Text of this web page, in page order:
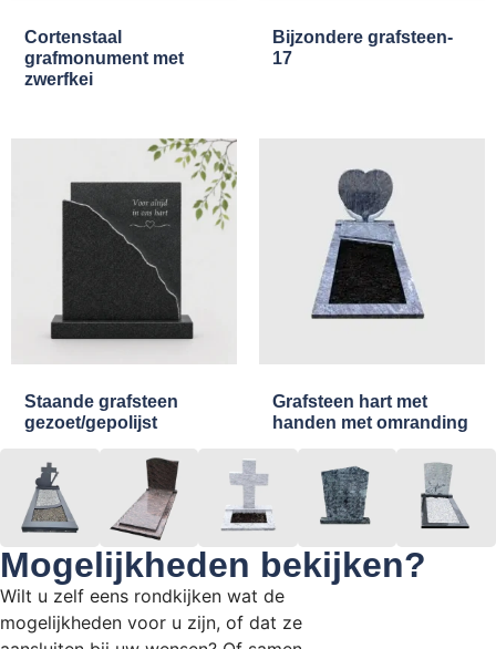
Cortenstaal
grafmonument met
zwerfkei
Bijzondere grafsteen-
17
Staande grafsteen
gezoet/gepolijst
Grafsteen hart met
handen met omranding
Mogelijkheden bekijken?
Wilt u zelf eens rondkijken wat de
mogelijkheden voor u zijn, of dat ze